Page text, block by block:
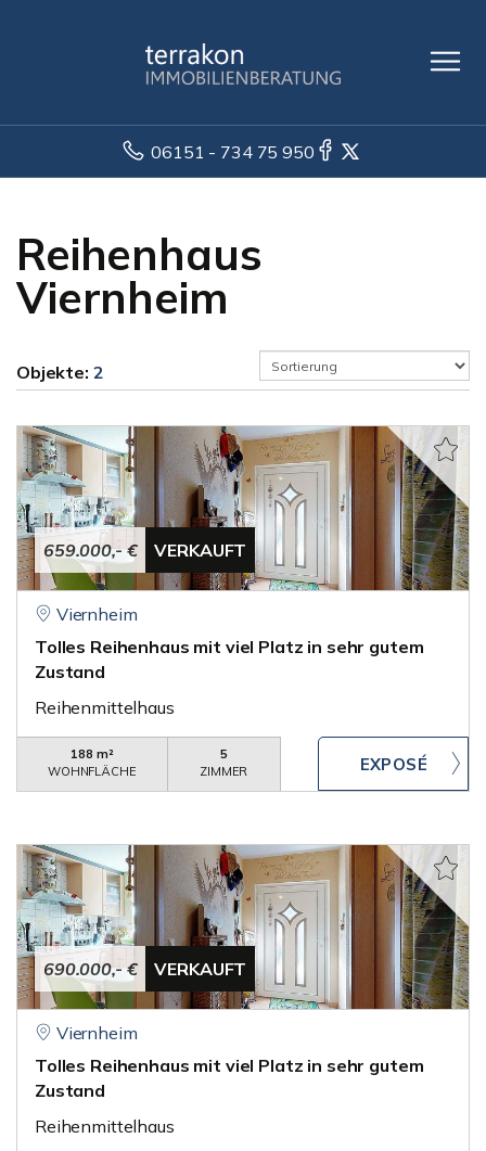
06151 - 734 75 950
Reihenhaus
Viernheim
Objekte: 2
659.000,- € VERKAUFT
Viernheim
Tolles Reihenhaus mit viel Platz in sehr gutem
Zustand
Reihenmittelhaus
188 m²
WOHNFLÄCHE
5
ZIMMER
690.000,- € VERKAUFT
Viernheim
Tolles Reihenhaus mit viel Platz in sehr gutem
Zustand
Reihenmittelhaus